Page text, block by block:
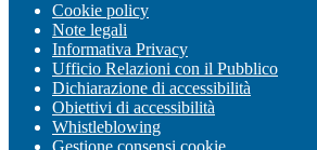
Cookie policy
Note legali
Informativa Privacy
Ufficio Relazioni con il Pubblico
Dichiarazione di accessibilità
Obiettivi di accessibilità
Whistleblowing
Gestione consensi cookie